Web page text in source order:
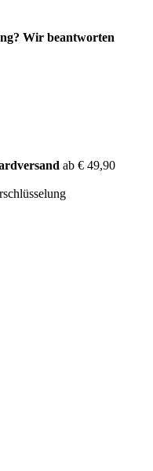
Wir beantworten
ab € 49,90